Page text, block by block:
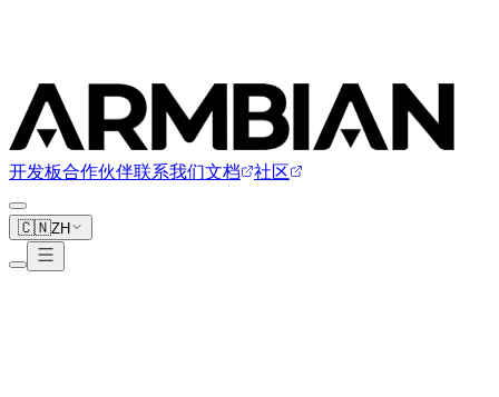
开发板合作伙伴联系我们文档 社区
🇨🇳ZH